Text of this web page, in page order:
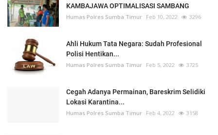
KAMBAJAWA OPTIMALISASI SAMBANG
Humas Polres Sumba Timur Feb 10, 2022 3296
Ahli Hukum Tata Negara: Sudah Profesional
Polisi Hentikan...
Humas Polres Sumba Timur Feb 5, 2022 3725
Cegah Adanya Permainan, Bareskrim Selidiki
Lokasi Karantina...
Humas Polres Sumba Timur Feb 4, 2022 3158